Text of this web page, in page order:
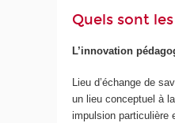
Quels sont
L’innovation
Lieu d’échange de
un lieu conceptuel à
impulsion particulière